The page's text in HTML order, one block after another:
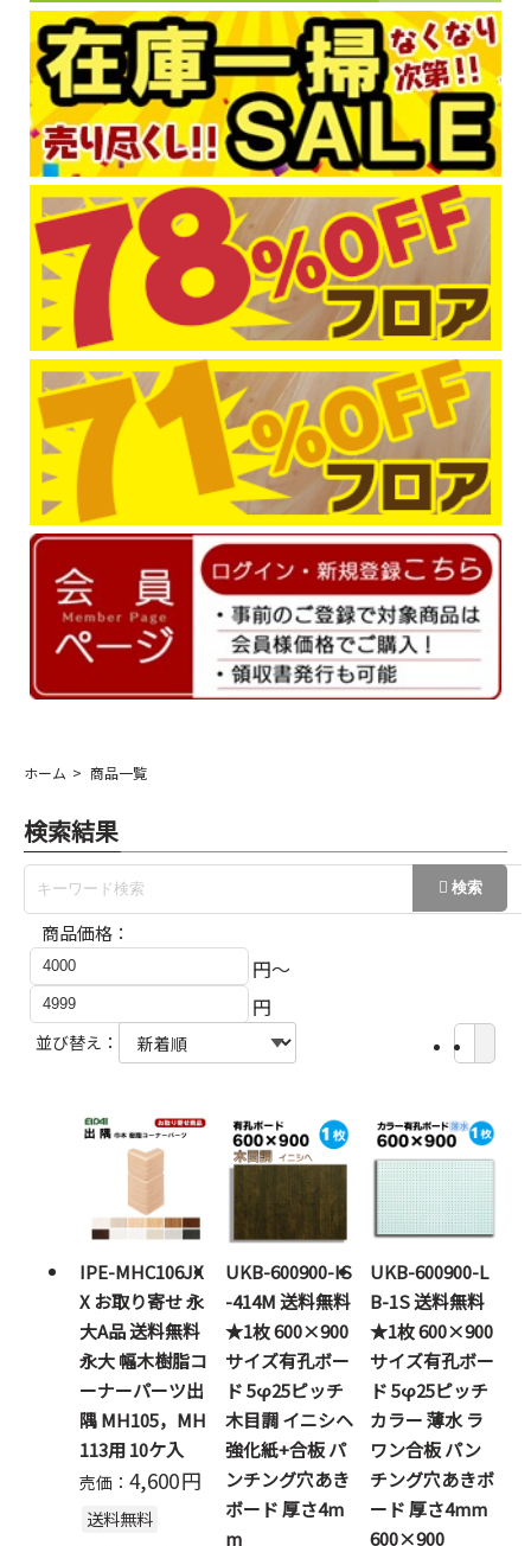
ホーム 商品一覧
検索結果
商品価格：
円～
円
並び替え：
IPE-MHC106JX
X お取り寄せ 永
大A品 送料無料
永大 幅木樹脂コ
ーナーパーツ出
隅 MH105，MH
113用 10ケ入
売価： 4,600円
送料無料
UKB-600900-IS
-414M 送料無料
★1枚 600×900
サイズ有孔ボー
ド 5φ25ピッチ
木目調 イニシヘ
強化紙+合板 パ
ンチング穴あき
ボード 厚さ4m
m
UKB-600900-L
B-1S 送料無料
★1枚 600×900
サイズ有孔ボー
ド 5φ25ピッチ
カラー 薄水 ラ
ワン合板 パン
チング穴あきボ
ード 厚さ4mm
600×900